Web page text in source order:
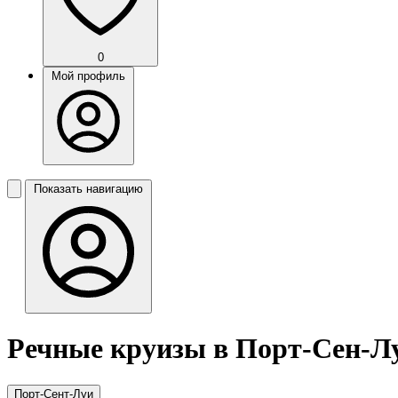
0
Мой профиль
Показать навигацию
Речные круизы в Порт-Сен-
Порт-Сент-Луи